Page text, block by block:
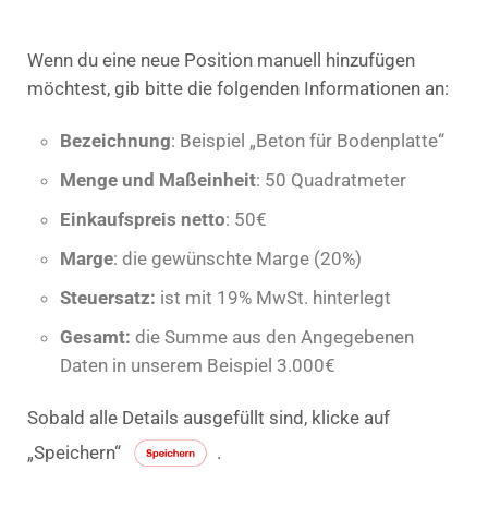
Wenn du eine neue Position manuell hinzufügen
möchtest, gib bitte die folgenden Informationen an:
Bezeichnung: Beispiel „Beton für Bodenplatte“
Menge und Maßeinheit: 50 Quadratmeter
Einkaufspreis netto: 50€
Marge: die gewünschte Marge (20%)
Steuersatz: ist mit 19% MwSt. hinterlegt
Gesamt: die Summe aus den Angegebenen
Daten in unserem Beispiel 3.000€
Sobald alle Details ausgefüllt sind, klicke auf
„Speichern“
.